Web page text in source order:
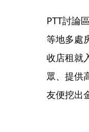
PTT討論
等地多處
收店租就
眾、提供
友便挖出